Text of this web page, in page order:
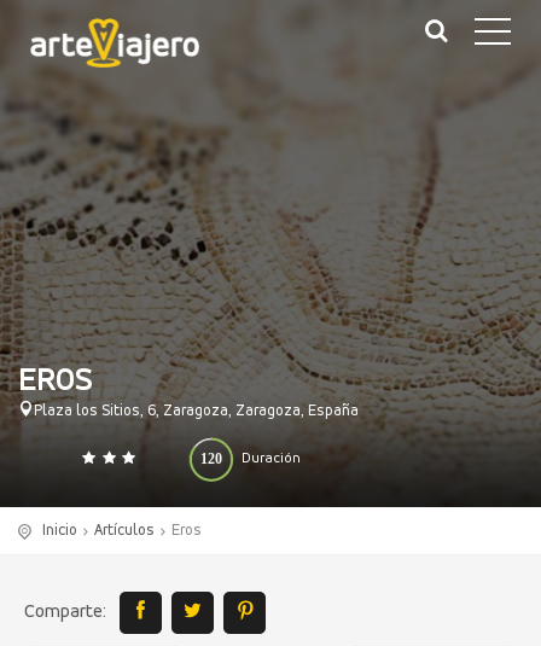
EROS
Plaza los Sitios, 6, Zaragoza, Zaragoza, España
Duración
120
0 140
Inicio Artículos Eros
Comparte: